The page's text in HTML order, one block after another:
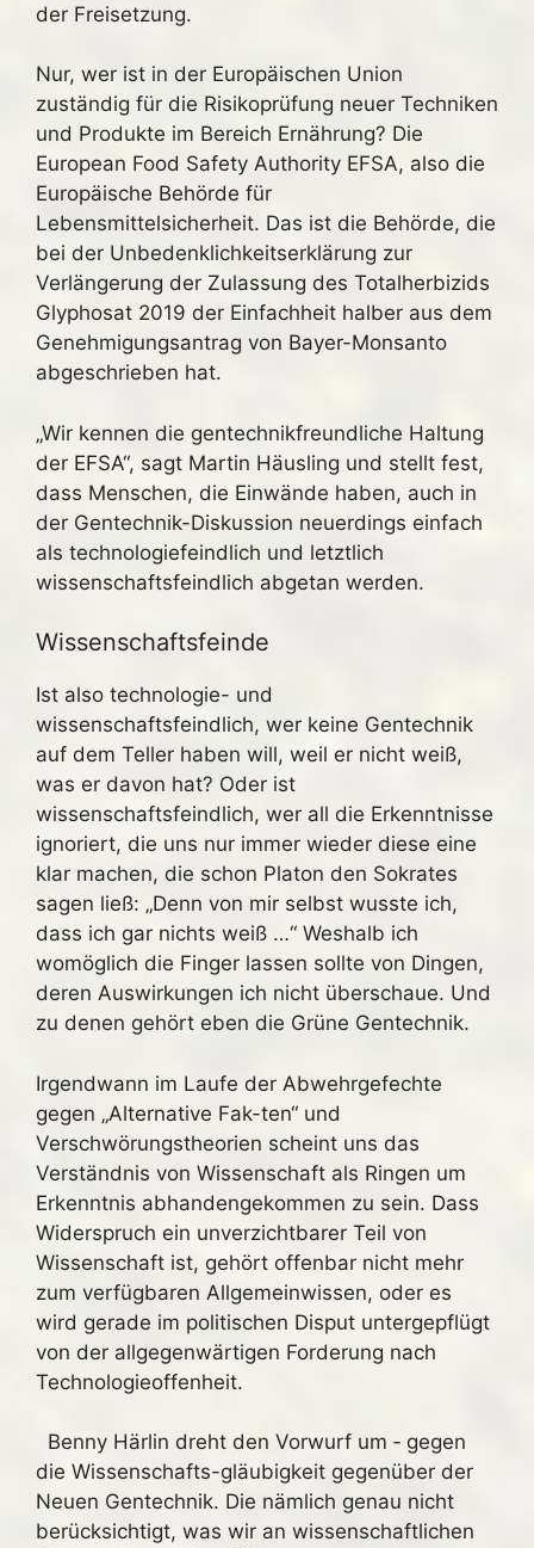
der Freisetzung.
Nur, wer ist in der Europäischen Union
zuständig für die Risikoprüfung neuer Techniken
und Produkte im Bereich Ernährung? Die
European Food Safety Authority EFSA, also die
Europäische Behörde für
Lebensmittelsicherheit. Das ist die Behörde, die
bei der Unbedenklichkeitserklärung zur
Verlängerung der Zulassung des Totalherbizids
Glyphosat 2019 der Einfachheit halber aus dem
Genehmigungsantrag von Bayer-Monsanto
abgeschrieben hat.
„Wir kennen die gentechnikfreundliche Haltung
der EFSA“, sagt Martin Häusling und stellt fest,
dass Menschen, die Einwände haben, auch in
der Gentechnik-Diskussion neuerdings einfach
als technologiefeindlich und letztlich
wissenschaftsfeindlich abgetan werden.
Wissenschaftsfeinde
Ist also technologie- und
wissenschaftsfeindlich, wer keine Gentechnik
auf dem Teller haben will, weil er nicht weiß,
was er davon hat? Oder ist
wissenschaftsfeindlich, wer all die Erkenntnisse
ignoriert, die uns nur immer wieder diese eine
klar machen, die schon Platon den Sokrates
sagen ließ: „Denn von mir selbst wusste ich,
dass ich gar nichts weiß …“ Weshalb ich
womöglich die Finger lassen sollte von Dingen,
deren Auswirkungen ich nicht überschaue. Und
zu denen gehört eben die Grüne Gentechnik.
Irgendwann im Laufe der Abwehrgefechte
gegen „Alternative Fak-ten“ und
Verschwörungstheorien scheint uns das
Verständnis von Wissenschaft als Ringen um
Erkenntnis abhandengekommen zu sein. Dass
Widerspruch ein unverzichtbarer Teil von
Wissenschaft ist, gehört offenbar nicht mehr
zum verfügbaren Allgemeinwissen, oder es
wird gerade im politischen Disput untergepflügt
von der allgegenwärtigen Forderung nach
Technologieoffenheit.
Benny Härlin dreht den Vorwurf um ‑ gegen
die Wissenschafts-gläubigkeit gegenüber der
Neuen Gentechnik. Die nämlich genau nicht
berücksichtigt, was wir an wissenschaftlichen